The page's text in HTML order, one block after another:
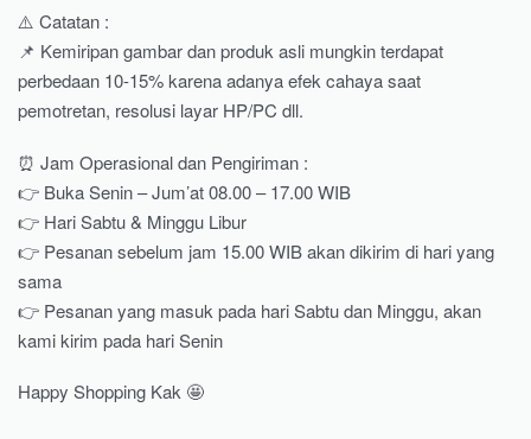
⚠️ Catatan :
📌 Kemiripan gambar dan produk asli mungkin terdapat
perbedaan 10-15% karena adanya efek cahaya saat
pemotretan, resolusi layar HP/PC dll.
⏰ Jam Operasional dan Pengiriman :
👉 Buka Senin – Jum’at 08.00 – 17.00 WIB
👉 Hari Sabtu & Minggu Libur
👉 Pesanan sebelum jam 15.00 WIB akan dikirim di hari yang
sama
👉 Pesanan yang masuk pada hari Sabtu dan Minggu, akan
kami kirim pada hari Senin
Happy Shopping Kak 🤩